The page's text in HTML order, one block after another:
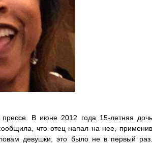
В июне 2012 года 15-летняя дочь
что отец напал на нее, применив
девушки, это было не в первый раз.